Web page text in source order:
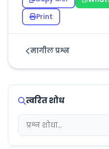
Print
मागील प्रश्न
त्वरित शोध